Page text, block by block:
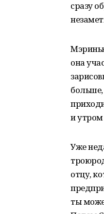
сразу
она
и утром
Уже
отцу,
ты